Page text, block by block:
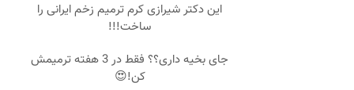
این دکتر شیرازی کرم ترمیم زخم ایرانی را
ساخت!!!
جای بخیه داری؟؟ فقط در 3 هفته ترمیمش
کن!😍